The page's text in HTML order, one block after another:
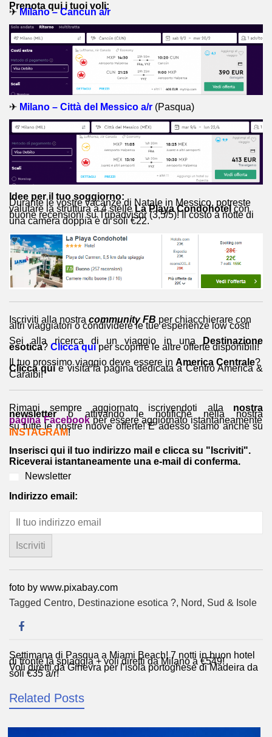
Prenota qui i tuoi voli:
✈ Milano – Cancun a/r
✈ Milano – Città del Messico a/r (Pasqua)
Idee per il tuo soggiorno:
Durante le vostre vacanze di Natale in Messico, potreste
valutare la struttura a 4 stelleLa Playa Condohotelcon
buone recensioni su Tripadvisor (3,5/5)! Il costo a notte di
una camera doppia è di soli €22.
Iscriviti alla nostra community FB per chiacchierare con
altri viaggiatori o condividere le tue esperienze low cost!
Sei alla ricerca di un viaggio in una
Destinazione
esotica? Clicca qui per scoprire le altre offerte disponibili!
Il tuo prossimo viaggio deve essere in America Centrale?
Clicca qui e visita la pagina dedicata a Centro America &
Caraibi!
Rimani sempre aggiornato iscrivendoti alla nostra
newslettero attivando le notifiche nella nostra
pagina Facebookper essere aggiornato istantaneamente
su tutte le nostre nuove offerte! E adesso siamo anche su
INSTAGRAM!
Inserisci qui il tuo indirizzo mail e clicca su "Iscriviti".
Riceverai istantaneamente una e-mail di conferma.
Newsletter
Indirizzo email:
foto by www.pixabay.com
Tagged Centro, Destinazione esotica ?, Nord, Sud & Isole
Navigazione
articoli
Settimana di Pasqua a Miami Beach! 7 notti in buon hotel
di fronte la spiaggia + voli diretti da Milano a €549!
Voli diretti da Ginevra per l’isola portoghese di Madeira da
soli €35 a/r!
Related Posts